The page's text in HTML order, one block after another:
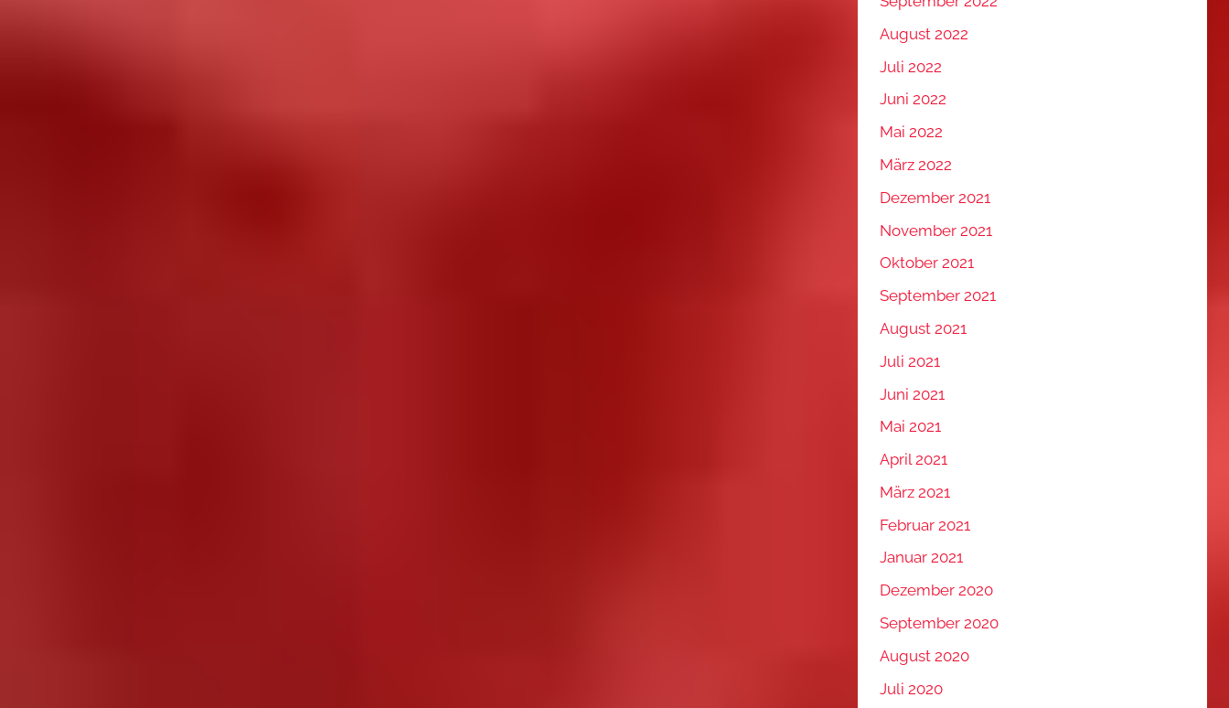
August 2022
Juli 2022
Juni 2022
Mai 2022
März 2022
Dezember 2021
November 2021
Oktober 2021
September 2021
August 2021
Juli 2021
Juni 2021
Mai 2021
April 2021
März 2021
Februar 2021
Januar 2021
Dezember 2020
September 2020
August 2020
Juli 2020